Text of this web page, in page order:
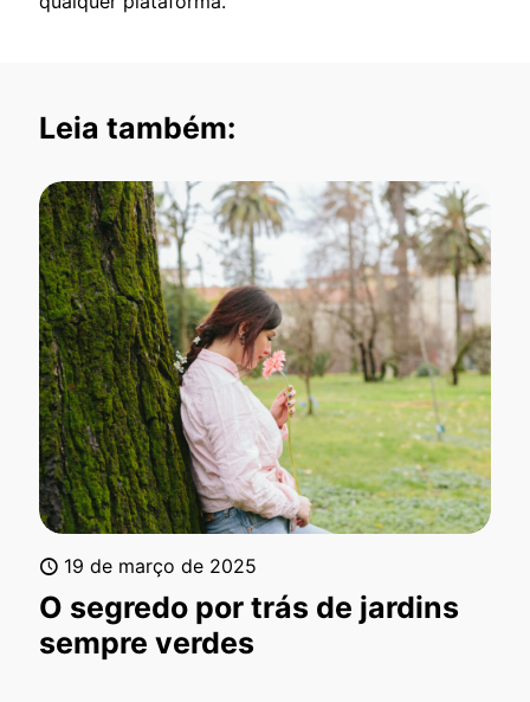
Leia também:
19 de março de 2025
O segredo por trás de jardins
sempre verdes